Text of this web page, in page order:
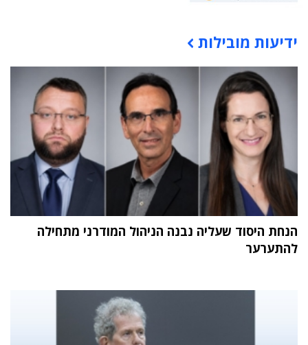
תוכן פרסומי
ידיעות מובילות
הנחת היסוד שעליה נבנה הניהול המודרני מתחילה
להתערער